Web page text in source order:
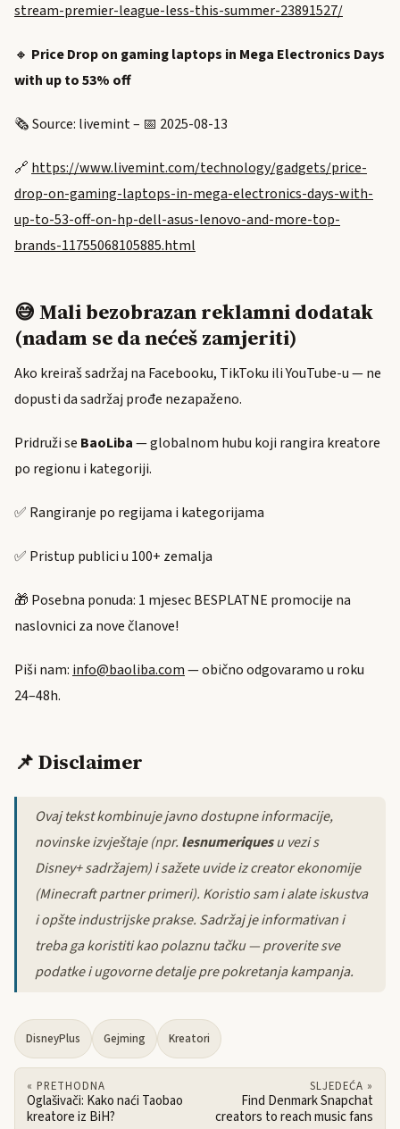
stream-premier-league-less-this-summer-23891527/
🔸 Price Drop on gaming laptops in Mega Electronics Days
with up to 53% off
🗞️ Source: livemint – 📅 2025-08-13
🔗https://www.livemint.com/technology/gadgets/price-
drop-on-gaming-laptops-in-mega-electronics-days-with-
up-to-53-off-on-hp-dell-asus-lenovo-and-more-top-
brands-11755068105885.html
😅 Mali bezobrazan reklamni dodatak
(nadam se da nećeš zamjeriti)
Ako kreiraš sadržaj na Facebooku, TikToku ili YouTube-u — ne
dopusti da sadržaj prođe nezapaženo.
Pridruži se BaoLiba— globalnom hubu koji rangira kreatore
po regionu i kategoriji.
✅ Rangiranje po regijama i kategorijama
✅ Pristup publici u 100+ zemalja
🎁 Posebna ponuda: 1 mjesec BESPLATNE promocije na
naslovnici za nove članove!
Piši nam:info@baoliba.com— obično odgovaramo u roku
24–48h.
📌 Disclaimer
Ovaj tekst kombinuje javno dostupne informacije,
novinske izvještaje (npr. lesnumeriquesu vezi s
Disney+ sadržajem) i sažete uvide iz creator ekonomije
(Minecraft partner primeri). Koristio sam i alate iskustva
i opšte industrijske prakse. Sadržaj je informativan i
treba ga koristiti kao polaznu tačku — proverite sve
podatke i ugovorne detalje pre pokretanja kampanja.
DisneyPlus Gejming Kreatori
« PRETHODNA
Oglašivači: Kako naći Taobao
kreatore iz BiH?
SLJEDEĆA »
Find Denmark Snapchat
creators to reach music fans